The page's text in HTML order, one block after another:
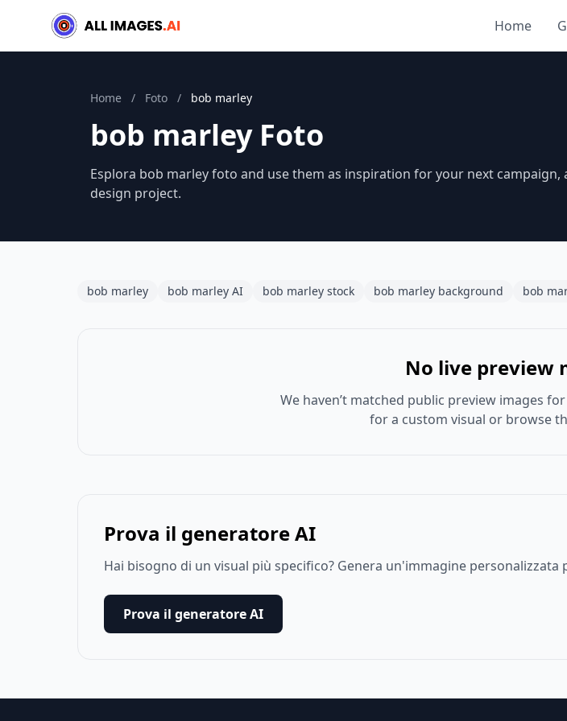
Home
Home / Foto / bob marley
bob marley Foto
Esplora bob marley foto and use them as inspiration for your next campaign,
design project.
bob marley bob marley AI bob marley stock bob marley background bob
No live preview
We haven’t matched public preview images
for a custom visual or browse
Prova il generatore AI
Hai bisogno di un visual più specifico? Genera un'immagine
Prova il generatore AI